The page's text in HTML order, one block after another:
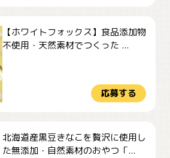
【ホワイトフォックス】食品添加物
不使用・天然素材でつくった ...
応募する
北海道産黒豆きなこを贅沢に使用し
た無添加・自然素材のおやつ「...